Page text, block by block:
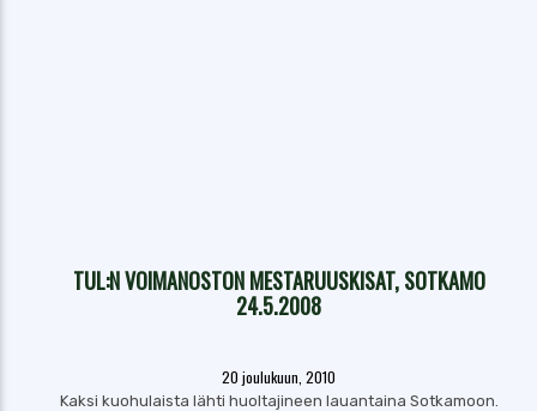
TUL:N VOIMANOSTON MESTARUUSKISAT, SOTKAMO
24.5.2008
20 joulukuun, 2010
Kaksi kuohulaista lähti huoltajineen lauantaina Sotkamoon.